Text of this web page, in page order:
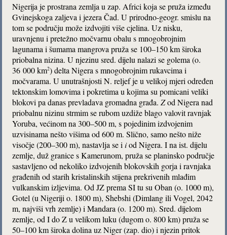
Nigerija je prostrana zemlja u zap. Africi koja se pruža između
Gvinejskoga zaljeva i jezera Čad. U prirodno-geogr. smislu na
tom se području može izdvojiti više cjelina. Uz nisku,
uravnjenu i pretežno močvarnu obalu s mnogobrojnim
lagunama i šumama mangrova pruža se 100–150 km široka
priobalna nizina. U njezinu sred. dijelu nalazi se golema (o.
36 000 km2) delta Nigera s mnogobrojnim rukavcima i
močvarama. U unutrašnjosti N. reljef je u velikoj mjeri određen
tektonskim lomovima i pokretima u kojima su pomicani veliki
blokovi pa danas prevladava gromadna građa.Zod Nigera nad
priobalnu nizinu strmim se rubom uzdiže blago valovit ravnjak
Yoruba, većinom na 300–500 m, s pojedinim izdvojenim
uzvisinama nešto višima od 600 m. Slično, samo nešto niže
visočje (200–300 m), nastavlja se iiod Nigera. I na ist. dijelu
zemlje, duž granice s Kamerunom, pruža se planinsko područje
sastavljeno od nekoliko izdvojenih blokovskih gorja i ravnjaka
građenih od starih kristalinskih stijena prekrivenih mlađim
vulkanskim izljevima. Od JZ prema SI tu su Oban (o. 1000 m),
Gotel (u Nigeriji o. 1800 m), Shebshi (Dimlang ili Vogel, 2042
m, najviši vrh zemlje) i Mandara (o. 1200 m). Sred. dijelom
zemlje, od I do Z u velikom luku (dugom o. 800 km) pruža se
50–100 km široka dolina uz Niger (zap. dio) i njezin pritok